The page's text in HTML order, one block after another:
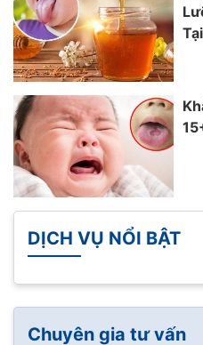
DỊCH VỤ NỔI BẬT
Chuyên gia tư vấn